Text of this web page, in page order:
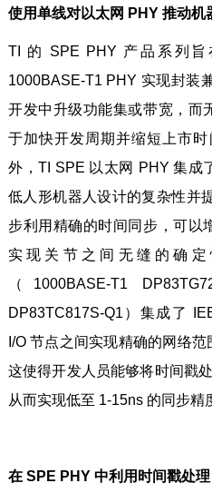
使用单线对以太网 PHY 推动机
TI 的 SPE PHY 产品系列旨
1000BASE-T1 PHY 实现封装
开发中升级功能集或带宽，而
于加快开发周期并缩短上市
外，TI SPE 以太网 PHY 集成
低人形机器人设计的复杂性并
步利用精确的时间同步，可以
实现关节之间无缝的确定
（1000BASE-T1
DP83TC817S-Q1）集成了
I/O 节点之间实现精确的网络
这使得开发人员能够将时间戳
从而实现低至 1-15ns 的同步精
在 SPE PHY 中利用时间戳处理